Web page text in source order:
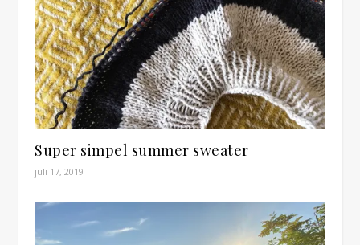
Super simpel summer sweater
juli 17, 2019